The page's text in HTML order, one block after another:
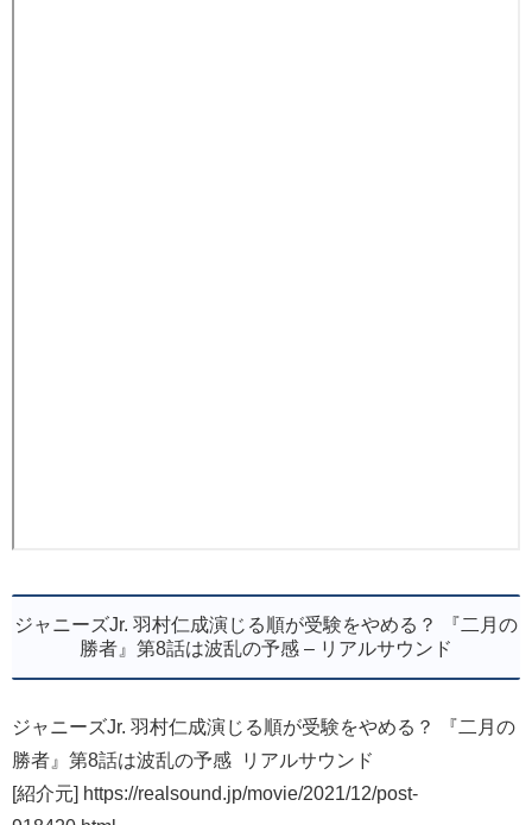
ジャニーズJr. 羽村仁成演じる順が受験をやめる？ 『二月の
勝者』第8話は波乱の予感 – リアルサウンド
ジャニーズJr. 羽村仁成演じる順が受験をやめる？ 『二月の
勝者』第8話は波乱の予感 リアルサウンド
[紹介元] https://realsound.jp/movie/2021/12/post-